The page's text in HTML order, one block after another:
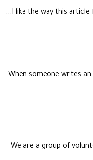
I like the way this article
When someone writes
We are a group of